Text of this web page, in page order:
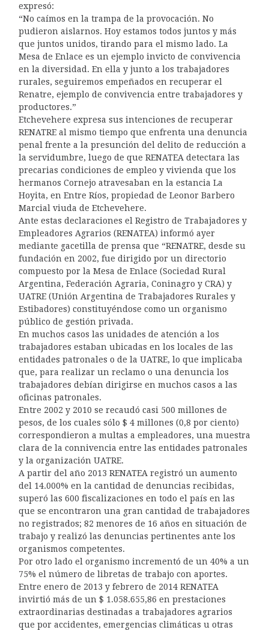
expresó:
“No caímos en la trampa de la provocación. No
pudieron aislarnos. Hoy estamos todos juntos y más
que juntos unidos, tirando para el mismo lado. La
Mesa de Enlace es un ejemplo invicto de convivencia
en la diversidad. En ella y junto a los trabajadores
rurales, seguiremos empeñados en recuperar el
Renatre, ejemplo de convivencia entre trabajadores y
productores.”
Etchevehere expresa sus intenciones de recuperar
RENATRE al mismo tiempo que enfrenta una denuncia
penal frente a la presunción del delito de reducción a
la servidumbre, luego de que RENATEA detectara las
precarias condiciones de empleo y vivienda que los
hermanos Cornejo atravesaban en la estancia La
Hoyita, en Entre Ríos, propiedad de Leonor Barbero
Marcial viuda de Etchevehere.
Ante estas declaraciones el Registro de Trabajadores y
Empleadores Agrarios (RENATEA) informó ayer
mediante gacetilla de prensa que “RENATRE, desde su
fundación en 2002, fue dirigido por un directorio
compuesto por la Mesa de Enlace (Sociedad Rural
Argentina, Federación Agraria, Coninagro y CRA) y
UATRE (Unión Argentina de Trabajadores Rurales y
Estibadores) constituyéndose como un organismo
público de gestión privada.
En muchos casos las unidades de atención a los
trabajadores estaban ubicadas en los locales de las
entidades patronales o de la UATRE, lo que implicaba
que, para realizar un reclamo o una denuncia los
trabajadores debían dirigirse en muchos casos a las
oficinas patronales.
Entre 2002 y 2010 se recaudó casi 500 millones de
pesos, de los cuales sólo $ 4 millones (0,8 por ciento)
correspondieron a multas a empleadores, una muestra
clara de la connivencia entre las entidades patronales
y la organización UATRE.
A partir del año 2013 RENATEA registró un aumento
del 14.000% en la cantidad de denuncias recibidas,
superó las 600 fiscalizaciones en todo el país en las
que se encontraron una gran cantidad de trabajadores
no registrados; 82 menores de 16 años en situación de
trabajo y realizó las denuncias pertinentes ante los
organismos competentes.
Por otro lado el organismo incrementó de un 40% a un
75% el número de libretas de trabajo con aportes.
Entre enero de 2013 y febrero de 2014 RENATEA
invirtió más de un $ 1.058.655,86 en prestaciones
extraordinarias destinadas a trabajadores agrarios
que por accidentes, emergencias climáticas u otras